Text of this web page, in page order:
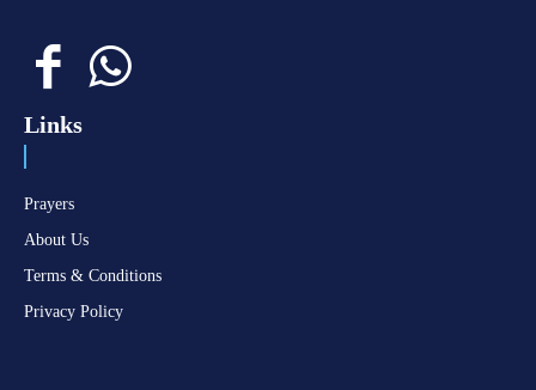
Links
Prayers
About Us
Terms & Conditions
Privacy Policy